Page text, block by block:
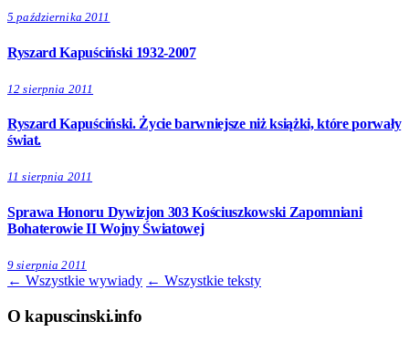
5 października 2011
Ryszard Kapuściński 1932-2007
12 sierpnia 2011
Ryszard Kapuściński. Życie barwniejsze niż książki, które porwały
świat.
11 sierpnia 2011
Sprawa Honoru Dywizjon 303 Kościuszkowski Zapomniani
Bohaterowie II Wojny Światowej
9 sierpnia 2011
← Wszystkie wywiady ← Wszystkie teksty
O kapuscinski.info